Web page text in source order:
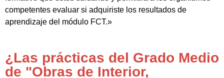
competentes evaluar si adquiriste los resultados de
aprendizaje del módulo FCT.»
¿Las prácticas del Grado Medio
de "Obras de Interior,